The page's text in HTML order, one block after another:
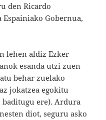
den Ricardo
Espainiako Gobernua,
lehen aldiz Ezker
esanda utzi zuen
behar zuelako
jokatzea egokitu
ere). Ardura
diot, seguru asko